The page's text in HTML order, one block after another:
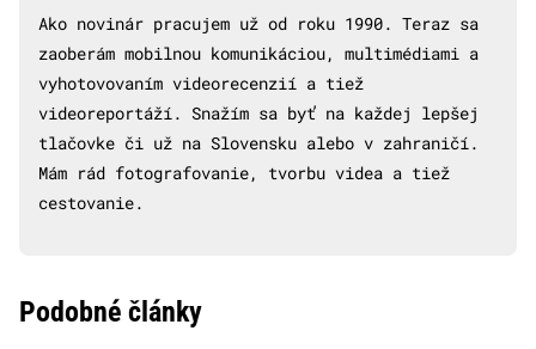
Ako novinár pracujem už od roku 1990. Teraz sa
zaoberám mobilnou komunikáciou, multimédiami a
vyhotovovaním videorecenzií a tiež
videoreportáží. Snažím sa byť na každej lepšej
tlačovke či už na Slovensku alebo v zahraničí.
Mám rád fotografovanie, tvorbu videa a tiež
cestovanie.
Podobné články